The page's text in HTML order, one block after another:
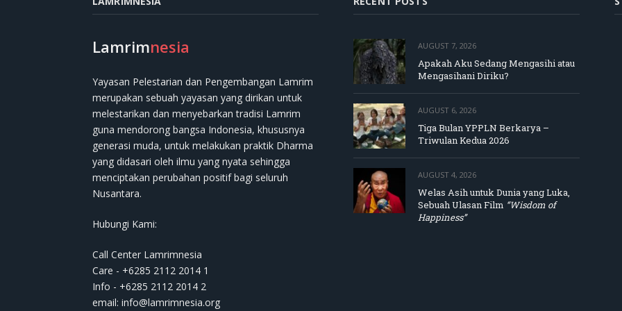
Lamrimnesia
Yayasan Pelestarian dan Pengembangan Lamrim
merupakan sebuah yayasan yang dirikan untuk
melestarikan dan menyebarkan tradisi Lamrim
guna mendorong bangsa Indonesia, khususnya
generasi muda, untuk melakukan praktik Dharma
yang didasari oleh ilmu yang nyata sehingga
menciptakan perubahan positif bagi seluruh
Nusantara.
Hubungi Kami:
Call Center Lamrimnesia
Care - +6285 2112 2014 1
Info - +6285 2112 2014 2
email: info@lamrimnesia.org
AUGUST 7, 2026
Apakah Aku Sedang Mengasihi atau
Mengasihani Diriku?
AUGUST 6, 2026
Tiga Bulan YPPLN Berkarya –
Triwulan Kedua 2026
AUGUST 4, 2026
Welas Asih untuk Dunia yang Luka,
Sebuah Ulasan Film “Wisdom of
Happiness”